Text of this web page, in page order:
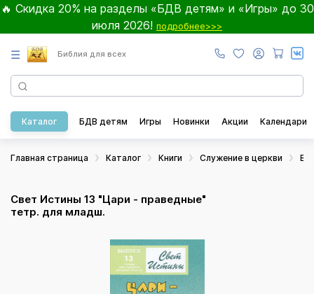
🔥 Скидка 20% на разделы «БДВ детям» и «Игры» до 30
июля 2026! подробнее>>>
☰ Библия для всех
Каталог БДВ детям Игры Новинки Акции Календари
Главная страница Каталог Книги Служение в церкви
Свет Истины 13 "Цари - праведные"
тетр. для младш.